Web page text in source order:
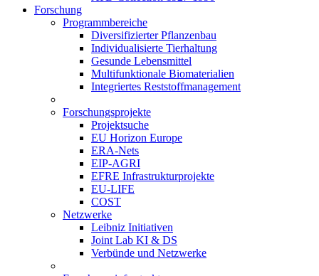
Forschung
Programmbereiche
Diversifizierter Pflanzenbau
Individualisierte Tierhaltung
Gesunde Lebensmittel
Multifunktionale Biomaterialien
Integriertes Reststoffmanagement
Forschungsprojekte
Projektsuche
EU Horizon Europe
ERA-Nets
EIP-AGRI
EFRE Infrastrukturprojekte
EU-LIFE
COST
Netzwerke
Leibniz Initiativen
Joint Lab KI & DS
Verbünde und Netzwerke